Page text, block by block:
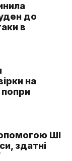
до
в
на
попри
ШІ
здатні